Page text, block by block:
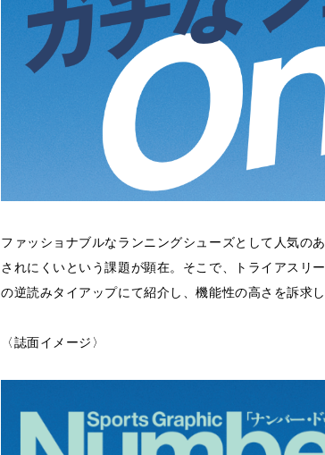
ファッショナブルなランニングシューズとして人気の
されにくいという課題が顕在。そこで、トライアスリ
の逆読みタイアップにて紹介し、機能性の高さを訴求し
〈誌面イメージ〉